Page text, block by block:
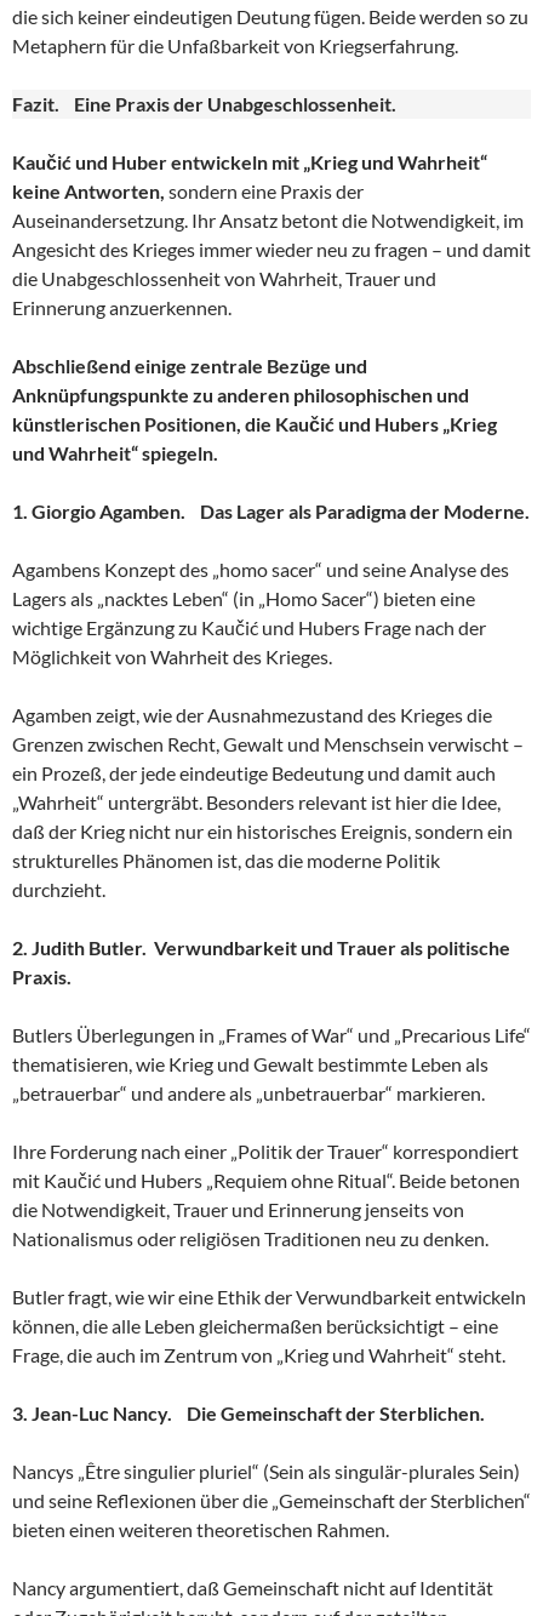
die sich keiner eindeutigen Deutung fügen. Beide werden so zu
Metaphern für die Unfaßbarkeit von Kriegserfahrung.
Fazit. Eine Praxis der Unabgeschlossenheit.
Kaučić und Huber entwickeln mit „Krieg und Wahrheit“
keine Antworten, sondern eine Praxis der
Auseinandersetzung. Ihr Ansatz betont die Notwendigkeit, im
Angesicht des Krieges immer wieder neu zu fragen – und damit
die Unabgeschlossenheit von Wahrheit, Trauer und
Erinnerung anzuerkennen.
Abschließend einige zentrale Bezüge und
Anknüpfungspunkte zu anderen philosophischen und
künstlerischen Positionen, die Kaučić und Hubers „Krieg
und Wahrheit“ spiegeln.
1. Giorgio Agamben. Das Lager als Paradigma der Moderne.
Agambens Konzept des „homo sacer“ und seine Analyse des
Lagers als „nacktes Leben“ (in „Homo Sacer“) bieten eine
wichtige Ergänzung zu Kaučić und Hubers Frage nach der
Möglichkeit von Wahrheit des Krieges.
Agamben zeigt, wie der Ausnahmezustand des Krieges die
Grenzen zwischen Recht, Gewalt und Menschsein verwischt –
ein Prozeß, der jede eindeutige Bedeutung und damit auch
„Wahrheit“ untergräbt. Besonders relevant ist hier die Idee,
daß der Krieg nicht nur ein historisches Ereignis, sondern ein
strukturelles Phänomen ist, das die moderne Politik
durchzieht.
2. Judith Butler. Verwundbarkeit und Trauer als politische
Praxis.
Butlers Überlegungen in „Frames of War“ und „Precarious Life“
thematisieren, wie Krieg und Gewalt bestimmte Leben als
„betrauerbar“ und andere als „unbetrauerbar“ markieren.
Ihre Forderung nach einer „Politik der Trauer“ korrespondiert
mit Kaučić und Hubers „Requiem ohne Ritual“. Beide betonen
die Notwendigkeit, Trauer und Erinnerung jenseits von
Nationalismus oder religiösen Traditionen neu zu denken.
Butler fragt, wie wir eine Ethik der Verwundbarkeit entwickeln
können, die alle Leben gleichermaßen berücksichtigt – eine
Frage, die auch im Zentrum von „Krieg und Wahrheit“ steht.
3. Jean-Luc Nancy. Die Gemeinschaft der Sterblichen.
Nancys „Être singulier pluriel“ (Sein als singulär-plurales Sein)
und seine Reflexionen über die „Gemeinschaft der Sterblichen“
bieten einen weiteren theoretischen Rahmen.
Nancy argumentiert, daß Gemeinschaft nicht auf Identität